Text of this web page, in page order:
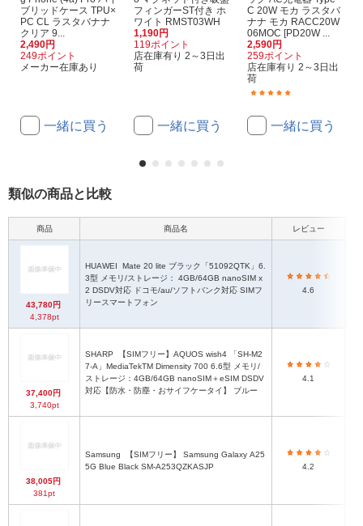
ブリッドケース TPU×
PC CL ラスタバナナ
クリア 9...
2,490円
249ポイント
メーカー在庫あり
一緒に買う
フィンガーST付き ホ
ワイト RMST03WH
1,190円
119ポイント
店在庫有り 2～3日出
荷
一緒に買う
C 20W モカ ラスタバ
ナナ モカ RACC20W
06MOC [PD20W ...
2,590円
259ポイント
店在庫有り 2～3日出
荷
一緒に買う
類似の商品と比較
商品 商品名 レビュー
43,780円
4,378pt
HUAWEI
3型 メモリ/ストレージ： 4GB/64GB nanoSIM x
2 DSDV対応 ドコモ/au/ソフトバンク対応 SIMフ
リースマートフォン
4.6
37,400円
3,740pt
SHARP
7-A」MediaTekTM Dimensity 700 6.6型 メモリ/
ストレージ：4GB/64GB nanoSIM＋eSIM DSDV
対応【防水・防塵・おサイフケータイ】 ブルー
4.1
38,005円
381pt
Samsung
5G Blue Black SM-A253QZKASJP
4.2